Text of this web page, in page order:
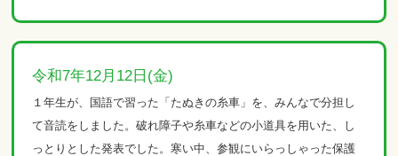
令和7年12月12日(金)
１年生が、国語で習った「たぬきの糸車」を、みんなで分担し
て音読をしました。破れ障子や糸車などの小道具を用いた、し
っとりとした発表でした。寒い中、参観にいらっしゃった保護